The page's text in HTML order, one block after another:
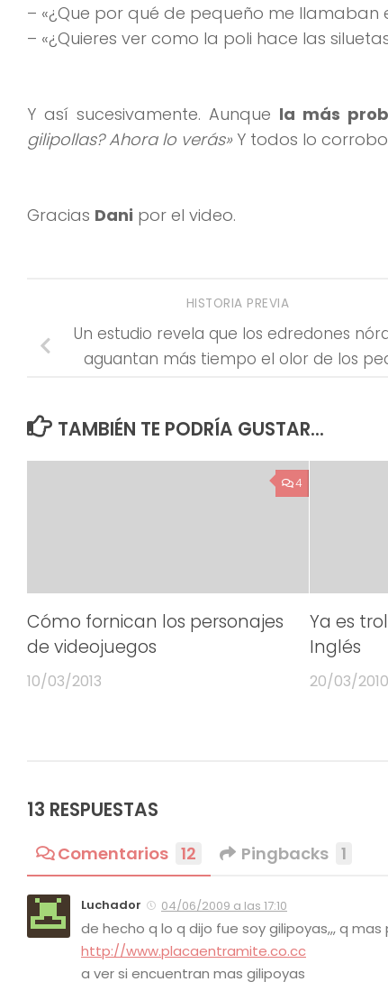
– «¿Que por qué de pequeño me llamaban
– «¿Quieres ver como la poli hace las
Y así sucesivamente. Aunque la más
gilipollas? Ahora lo verás»Y todos lo
Gracias Dani por el video.
HISTORIA PREVIA
Un estudio revela que los edredones
aguantan más tiempo el olor de los
TAMBIÉN TE PODRÍA GUSTAR...
4
Cómo fornican los personajes
de videojuegos
10/03/2013
Ya es
Inglés
20/03/2010
13 RESPUESTAS
Comentarios 12 Pingbacks 1
Luchador 04/06/2009 a las 17:10
de hecho q lo q dijo fue soy gilipoyas,,, q
http://www.placaentramite.co.cc
a ver si encuentran mas gilipoyas